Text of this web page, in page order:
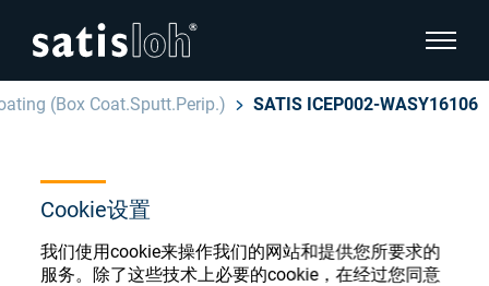
Cookie设置
我们使用cookie来操作我们的网站和提供您所要求的
服务。除了这些技术上必要的cookie，在经过您同意
显示页
汉语
眼镜光学
隐藏页面导航
English
Deutsch
(Box Coat.Sputt.Perip.) SATIS ICEP002-WASY16106
眼镜光学耗材商店